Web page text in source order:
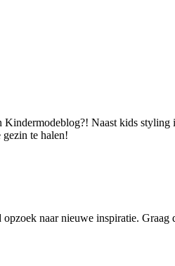
Naast kids styling
te halen!
naar nieuwe inspiratie.